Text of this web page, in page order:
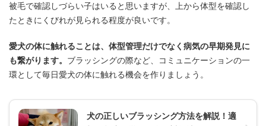
被毛で確認しづらい子はいると思いますが、上から体型を確認し
たときにくびれが見られる程度が良いです。
愛犬の体に触れることは、体型管理だけでなく病気の早期発見に
も繋がります。 ブラッシングの際など、コミュニケーションの一
環として毎日愛犬の体に触れる機会を作りましょう。
犬の正しいブラッシング方法を解説！適